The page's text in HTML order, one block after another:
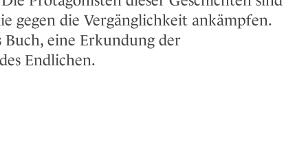
gegen die Vergänglichkeit ankämpfen.
Buch, eine Erkundung der
Endlichen.